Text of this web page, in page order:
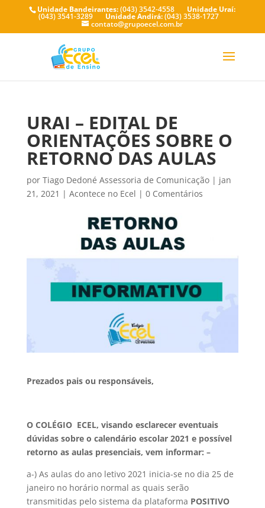
Unidade Bandeirantes:(043) 3542-4558 Unidade Uraí:
(043) 3541-3289 Unidade Andirá:(043) 3538-1727
contato@grupoecel.com.br
URAI – EDITAL DE
ORIENTAÇÕES SOBRE O
RETORNO DAS AULAS
por Tiago Dedoné Assessoria de Comunicação| jan
21, 2021 | Acontece no Ecel | 0 Comentários
Prezados pais ou responsáveis,
O COLÉGIO ECEL, visando esclarecer eventuais
dúvidas sobre o calendário escolar 2021 e possível
retorno as aulas presenciais, vem informar: –
a-) As aulas do ano letivo 2021 inicia-se no dia 25 de
janeiro no horário normal as quais serão
transmitidas pelo sistema da plataforma POSITIVO